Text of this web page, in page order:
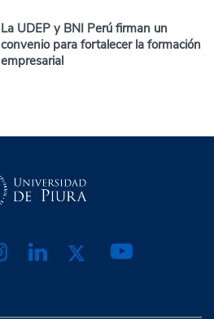
La UDEP y BNI Perú firman un
convenio para fortalecer la formación
empresarial